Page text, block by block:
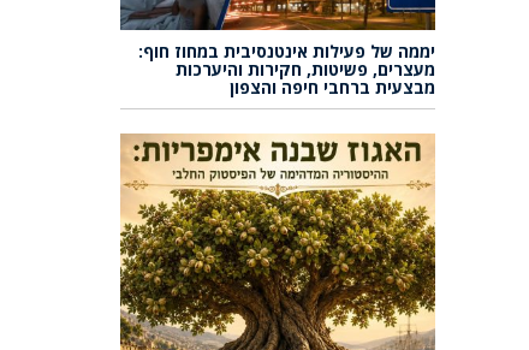
יממה של פעילות אינטנסיבית במחוז חוף:
מעצרים, פשיטות, חקירות והיערכות
מבצעית ברחבי חיפה והצפון